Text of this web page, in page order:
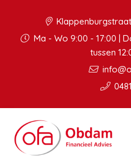
Klappenburgstraat
Ma - Wo 9:00 - 17:00 |
tussen